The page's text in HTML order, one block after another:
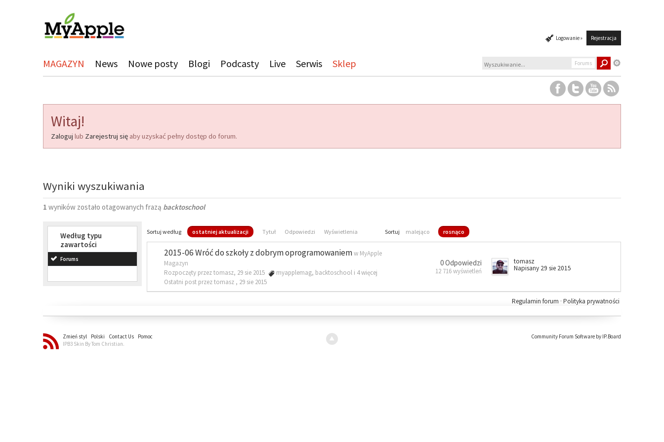
Logowanie » Rejestracja
MAGAZYN News Nowe posty Blogi Podcasty Live Serwis Sklep Forums
Witaj!
Zaloguj lub Zarejestruj się aby uzyskać pełny dostęp do forum.
Wyniki wyszukiwania
1 wyników zostało otagowanych frazą backtoschool
Według typu
zawartości
Forums
Sortuj według ostatniej aktualizacji Tytuł Odpowiedzi Wyświetlenia Sortuj malejąco rosnąco
2015-06 Wróć do szkoły z dobrym oprogramowaniemw MyApple
Magazyn
Rozpoczęty przez tomasz, 29 sie 2015
myapplemag, backtoschool i 4 więcej
Ostatni post przez tomasz , 29 sie 2015
0 Odpowiedzi
12 716 wyświetleń
tomasz
Napisany 29 sie 2015
Polityka prywatności
Regulamin forum ·
Zmień styl Polski Contact Us
Pomoc
IPB3 Skin By Tom Christian.
Community Forum Software by IP.Board